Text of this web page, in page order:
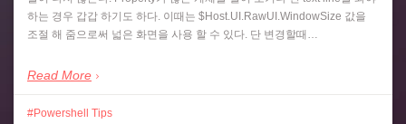
하는 경우 갑갑 하기도 하다. 이때는 $Host.UI.RawUI.WindowSize 값을
조절 해 줌으로써 넓은 화면을 사용 할 수 있다. 단 변경할때…
Read More
Powershell Tips